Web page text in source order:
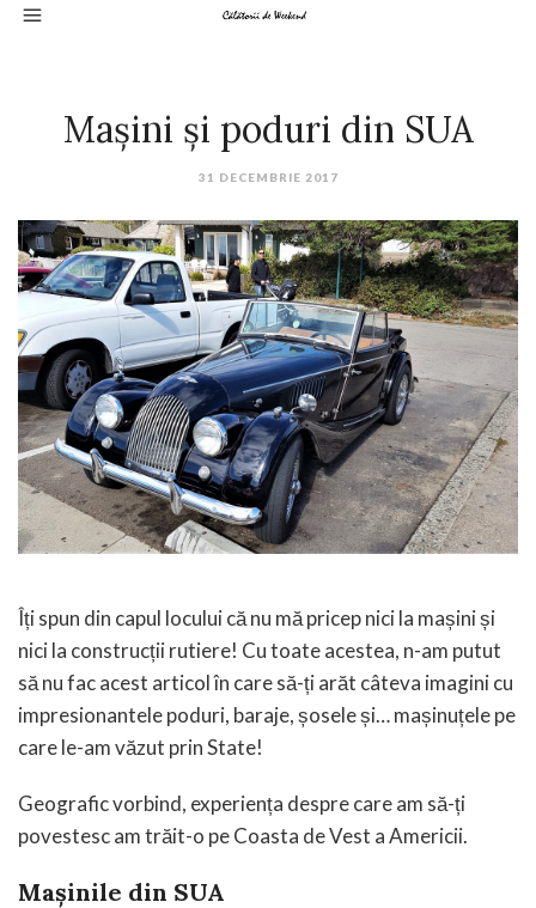
Mașini și poduri din SUA
31 DECEMBRIE 2017
Îți spun din capul locului că nu mă pricep nici la mașini și
nici la construcții rutiere! Cu toate acestea, n-am putut
să nu fac acest articol în care să-ți arăt câteva imagini cu
impresionantele poduri, baraje, șosele și… mașinuțele pe
care le-am văzut prin State!
Geografic vorbind, experiența despre care am să-ți
povestesc am trăit-o pe Coasta de Vest a Americii.
Mașinile din SUA